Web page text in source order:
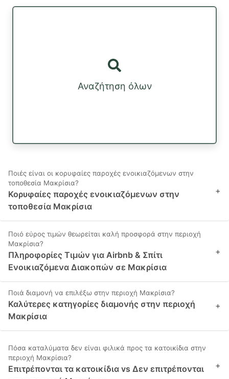
Αναζήτηση όλων
Ποιές είναι οι κορυφαίες παροχές ενοικιαζόμενων στην
τοποθεσία Μακρίσια?
Κορυφαίες παροχές ενοικιαζόμενων στην
τοποθεσία Μακρίσια
+
Ποιό εύρος τιμών θεωρείται καλή προσφορά στην περιοχή
Μακρίσια?
Πληροφορίες Τιμών για Airbnb & Σπίτι
Ενοικιαζόμενα Διακοπών σε Μακρίσια
+
Ποιά διαμονή να επιλέξω στην περιοχή Μακρίσια?
Καλύτερες κατηγορίες διαμονής στην περιοχή
Μακρίσια
+
Πόσα καταλύματα δεν είναι φιλικά προς τα κατοικίδια στην
περιοχή Μακρίσια?
Επιτρέπονται τα κατοικίδια vs Δεν επιτρέπονται
+